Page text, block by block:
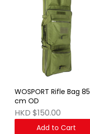
WOSPORT Rifle Bag 85
cm OD
HKD $150.00
Add to Cart